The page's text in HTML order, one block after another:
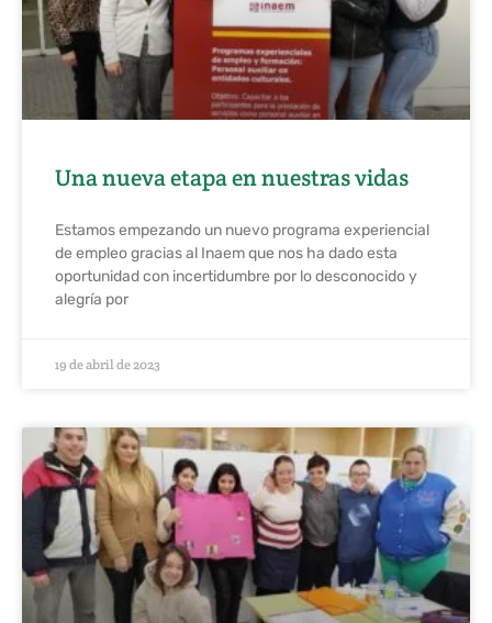
Una nueva etapa en nuestras vidas
Estamos empezando un nuevo programa experiencial
de empleo gracias al Inaem que nos ha dado esta
oportunidad con incertidumbre por lo desconocido y
alegría por
19 de abril de 2023